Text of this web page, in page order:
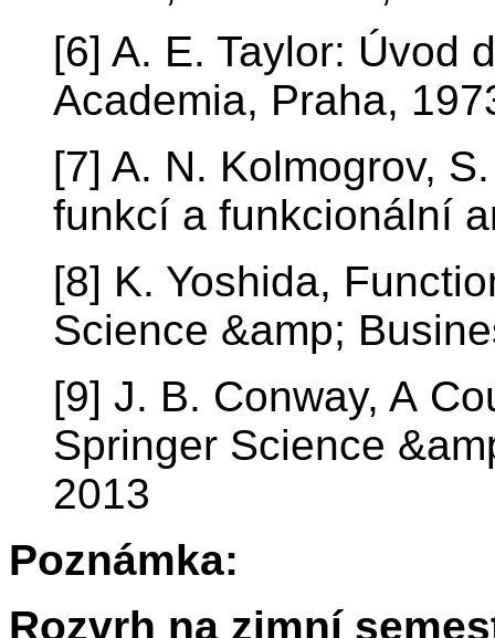
[6] A. E. Taylor: Úvod
Academia, Praha,
[7] A. N. Kolmogrov,
funkcí a funkcionální
[8] K. Yoshida,
Science &amp;
[9] J. B. Conway, A
Springer Science
2013
Poznámka:
Rozvrh na zimní